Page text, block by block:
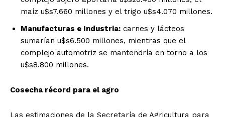
maíz u$s7.660 millones y el trigo u$s4.070 millones.
Manufacturas e Industria: carnes y lácteos
sumarían u$s6.500 millones, mientras que el
complejo automotriz se mantendría en torno a los
u$s8.800 millones.
Cosecha récord para el agro